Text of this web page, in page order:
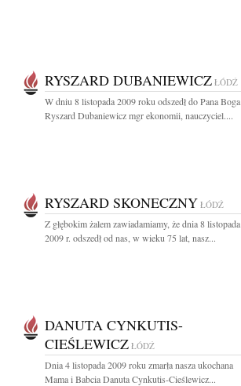
RYSZARD DUBANIEWICZ ŁÓDŹ
W dniu 8 listopada 2009 roku odszedł do Pana Boga
Ryszard Dubaniewicz mgr ekonomii, nauczyciel....
RYSZARD SKONECZNY ŁÓDŹ
Z głębokim żalem zawiadamiamy, że dnia 8 listopada
2009 r. odszedł od nas, w wieku 75 lat, nasz...
DANUTA CYNKUTIS-
CIEŚLEWICZ ŁÓDŹ
Dnia 4 listopada 2009 roku zmarła nasza ukochana
Mama i Babcia Danuta Cynkutis-Cieślewicz...